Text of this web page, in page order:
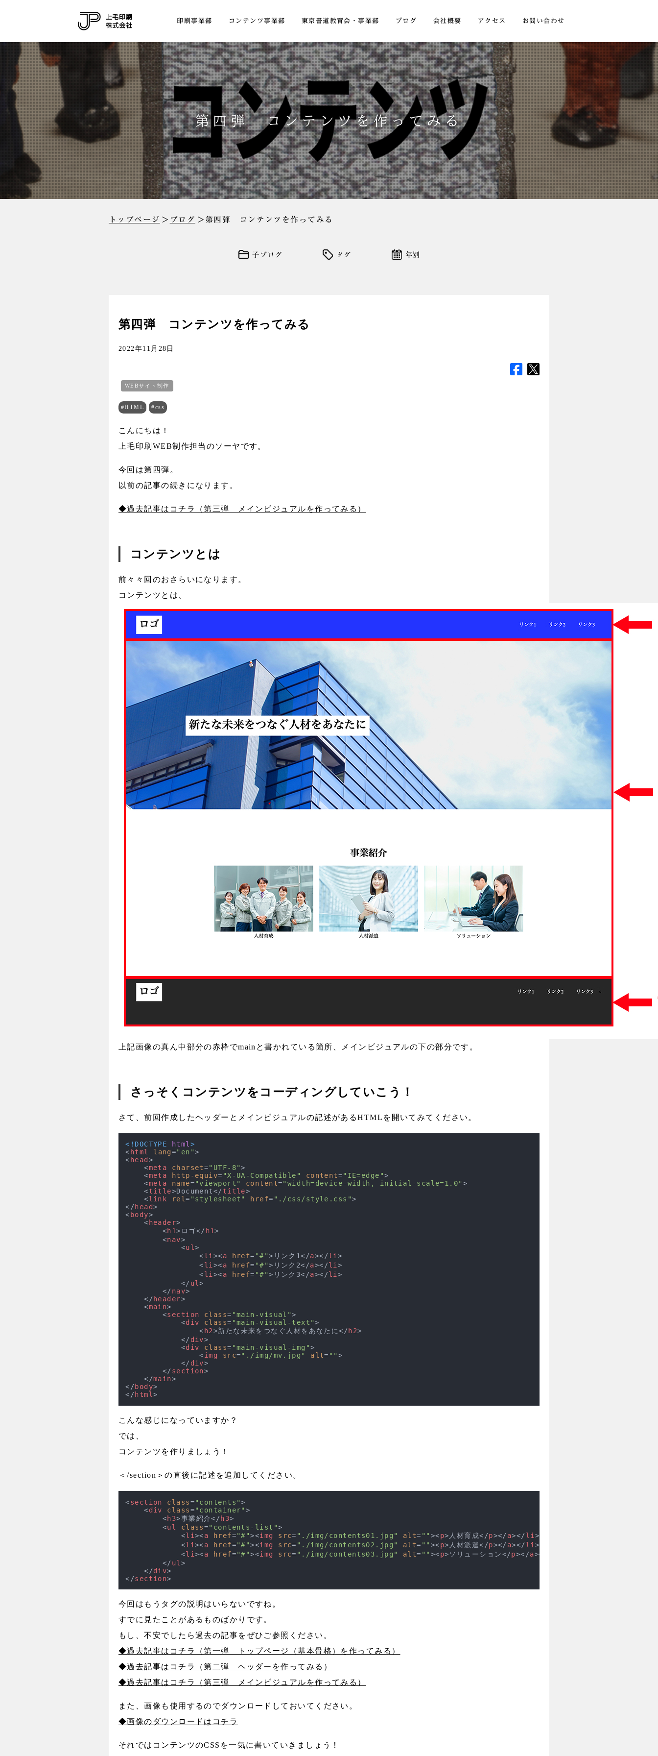
印刷事業部 コンテンツ事業部 東京書道教育会・事業部 ブログ 会社概要 アクセス お問い合わせ
第四弾 コンテンツを作ってみる
トップページ ブログ 第四弾 コンテンツを作ってみる
子ブログ タグ 年別
第四弾 コンテンツを作ってみる
2022年11月28日
WEBサイト制作
#HTML #css
こんにちは！
上毛印刷WEB制作担当のソーヤです。
今回は第四弾。
以前の記事の続きになります。
◆過去記事はコチラ（第三弾 メインビジュアルを作ってみる）
コンテンツとは
前々々回のおさらいになります。
コンテンツとは、
上記画像の真ん中部分の赤枠でmainと書かれている箇所、メインビジュアルの下の部分です。
さっそくコンテンツをコーディングしていこう！
さて、前回作成したヘッダーとメインビジュアルの記述があるHTMLを開いてみてください。
<!DOCTYPE html>
< html lang="en">
< head >
<meta charset="UTF-8">
<meta http-equiv= "X-UA-Compatible" content="IE=edge">
<meta name="viewport" content="width=device-width, initial-scale=1.0" >
<title>Document</ title>
<link rel= "stylesheet" href= "./css/style.css">
</ head>
< body>
< header>
<h1> ロゴ</ h1>
<nav>
<ul>
<li><a href= "#"> リンク1</a></li>
<li><a href= "#"> リンク2</a></li>
<li><a href= "#"> リンク3</a></li>
</ ul>
</ nav>
</ header>
<main>
<section class= "main-visual">
<div class= "main-visual-text">
< h2>新たな未来をつなぐ人材をあなたに</ h2>
</ div>
<div class= "main-visual-img">
<img src="./img/mv.jpg" alt= "" >
</ div>
</ section>
</main>
</ body>
</ html>
こんな感じになっていますか？
では、
コンテンツを作りましょう！
＜/section＞の直後に記述を追加してください。
<section class="contents">
<div class="container" >
<h3>事業紹介</ h3>
<ul class="contents-list">
<li><a href="#"><img src= "./img/contents01.jpg" alt= "" ><p> 人材育成</p></ a></ li >
<li><a href="#"><img src= "./img/contents02.jpg" alt= "" ><p> 人材派遣</p></ a></ li >
<li><a href="#"><img src= "./img/contents03.jpg" alt= "" ><p>ソリューション</p></a></
</ ul >
</div>
</section>
今回はもうタグの説明はいらないですね。
すでに見たことがあるものばかりです。
もし、不安でしたら過去の記事をぜひご参照ください。
◆過去記事はコチラ（第一弾 トップページ（基本骨格）を作ってみる）
◆過去記事はコチラ（第二弾 ヘッダーを作ってみる）
◆過去記事はコチラ（第三弾 メインビジュアルを作ってみる）
また、画像も使用するのでダウンロードしておいてください。
◆画像のダウンロードはコチラ
それではコンテンツのCSSを一気に書いていきましょう！